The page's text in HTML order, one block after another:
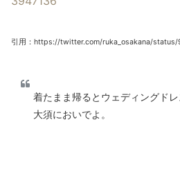
引用：https://twitter.com/ruka_osakana/
着たまま帰るとウェディングドレ
大須においでよ。